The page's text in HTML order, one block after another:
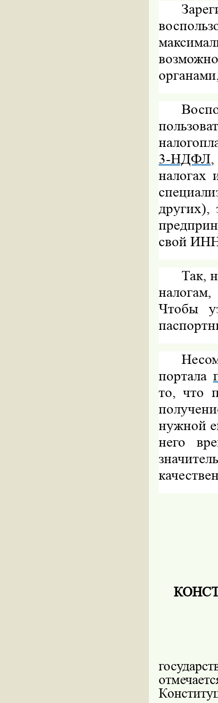
3-НДФЛ
налогах
других),
свой
Так,
Чтобы
портала
то, что
нужной
него